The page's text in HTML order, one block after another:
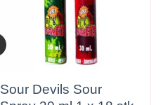
Sour Devils Sour